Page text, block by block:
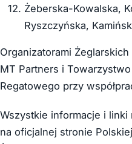
Żeberska-Kowalska,
Ryszczyńska,
Organizatorami
MT Partners i
Regatowego przy
Wszystkie informacje i linki
na oficjalnej stronie